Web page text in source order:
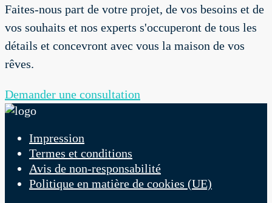
Faites-nous part de votre projet, de vos besoins et de
vos souhaits et nos experts s'occuperont de tous les
détails et concevront avec vous la maison de vos
rêves.
Demander une consultation
Impression
Termes et conditions
Avis de non-responsabilité
Politique en matière de cookies (UE)